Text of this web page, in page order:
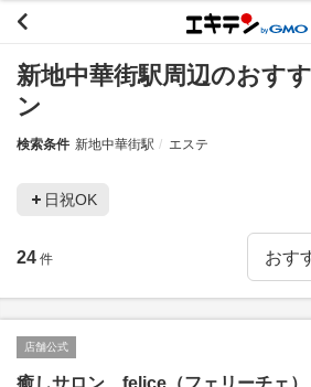
新地中華街駅周辺のおす
ン
検索条件 新地中華街駅 エステ
日祝OK
24 件
店舗公式
癒しサロン felice（フェリーチェ）